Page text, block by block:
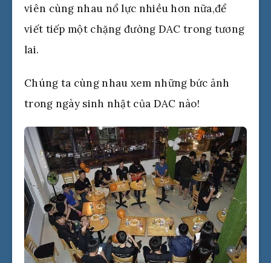
viên cùng nhau nổ lực nhiều hơn nữa,để
viết tiếp một chặng đường DAC trong tương
lai.
Chúng ta cùng nhau xem những bức ảnh
trong ngày sinh nhật của DAC nào!